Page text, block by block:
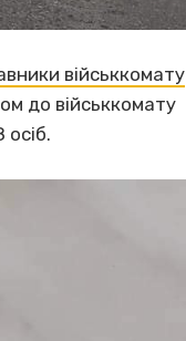
військкомату
до військкомату
осіб.